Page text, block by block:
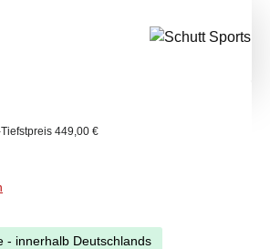
449,00 €
- innerhalb Deutschlands